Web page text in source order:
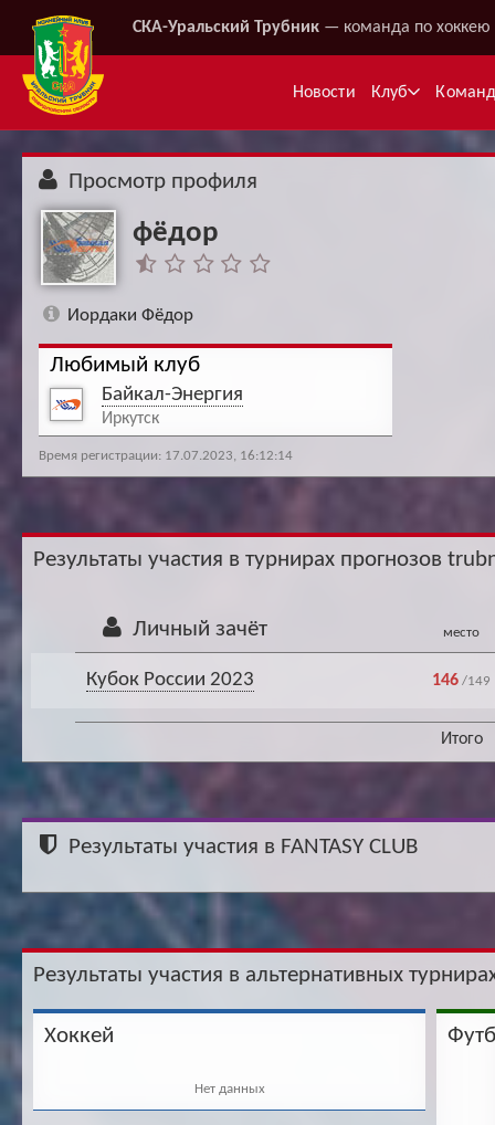
СКА-Уральский Трубник — команда по хоккею
Новости Клуб
Просмотр профиля
фёдор
Иордаки Фёдор
Любимый клуб
Байкал-Энергия
Иркутск
Время регистрации: 17.07.2023, 16:12:14
Результаты участия в турнирах прогнозов
Личный зачёт место
Кубок России 2023 146 /149
Итого
Результаты участия в FANTASY CLUB
Результаты участия в альтернативных
Хоккей
Нет данных